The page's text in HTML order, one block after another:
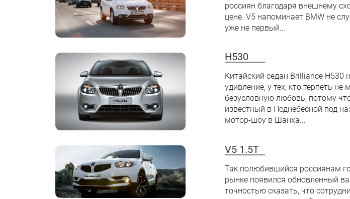
россиян благодаря внешнему
цене. V5 напоминает BMW не
уже не первый...
H530
Китайский седан Brilliance
удивление, у тех, кто терпеть
безусловную любовь, потому
известный в Поднебесной под
мотор-шоу в Шанха...
V5 1.5T
Так полюбившийся россиянам
рынке появился обновленный
точностью сказать, что